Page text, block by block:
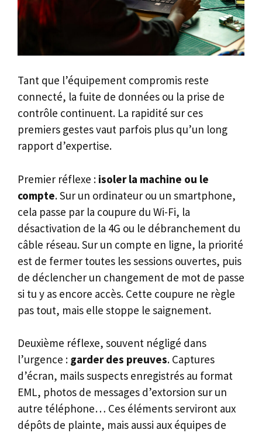
Tant que l’équipement compromis reste
connecté, la fuite de données ou la prise de
contrôle continuent. La rapidité sur ces
premiers gestes vaut parfois plus qu’un long
rapport d’expertise.
Premier réflexe : isoler la machine ou le
compte. Sur un ordinateur ou un smartphone,
cela passe par la coupure du Wi-Fi, la
désactivation de la 4G ou le débranchement du
câble réseau. Sur un compte en ligne, la priorité
est de fermer toutes les sessions ouvertes, puis
de déclencher un changement de mot de passe
si tu y as encore accès. Cette coupure ne règle
pas tout, mais elle stoppe le saignement.
Deuxième réflexe, souvent négligé dans
l’urgence : garder des preuves. Captures
d’écran, mails suspects enregistrés au format
EML, photos de messages d’extorsion sur un
autre téléphone… Ces éléments serviront aux
dépôts de plainte, mais aussi aux équipes de